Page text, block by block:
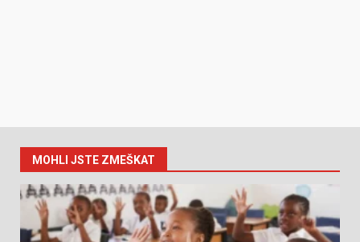
MOHLI JSTE ZMEŠKAT